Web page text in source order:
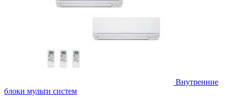
Внутренние
блоки мульти систем